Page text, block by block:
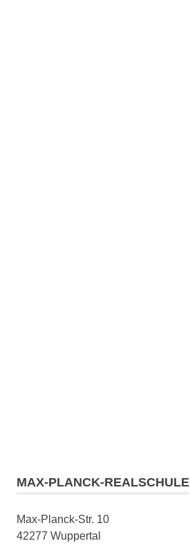
MAX-PLANCK-REALSCHULE
Max-Planck-Str. 10
42277 Wuppertal